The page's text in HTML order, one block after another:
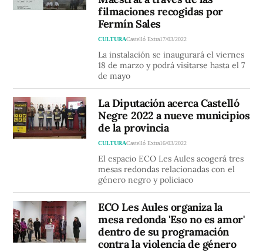
filmaciones recogidas por
Fermín Sales
CULTURACastelló Extra17/03/2022
La instalación se inaugurará el viernes
18 de marzo y podrá visitarse hasta el 7
de mayo
La Diputación acerca Castelló
Negre 2022 a nueve municipios
de la provincia
CULTURACastelló Extra16/03/2022
El espacio ECO Les Aules acogerá tres
mesas redondas relacionadas con el
género negro y policiaco
ECO Les Aules organiza la
mesa redonda 'Eso no es amor'
dentro de su programación
contra la violencia de género